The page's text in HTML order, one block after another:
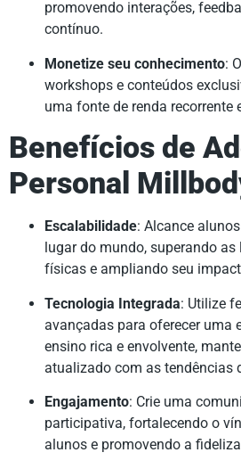
promovendo interações,
contínuo.
Monetize seu conhecimento:
workshops e conteúdos
uma fonte de renda recorrente
Benefícios de
Personal
Escalabilidade: Alcance
lugar do mundo, superando
físicas e ampliando seu
Tecnologia Integrada: Utilize
avançadas para oferecer uma
ensino rica e envolvente,
atualizado com as tendências
Engajamento: Crie uma
participativa, fortalecendo o
alunos e promovendo a